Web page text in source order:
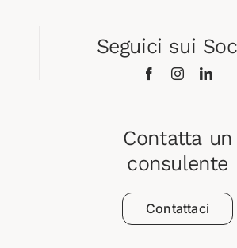
Seguici sui
Contatta un
consulente
Contattaci